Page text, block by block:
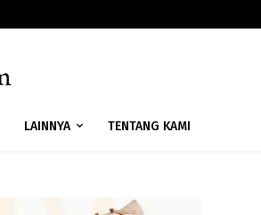
LAINNYA TENTANG KAMI